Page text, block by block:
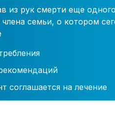
из рук смерти еще одного
семьи, о котором
соглашается на лечение